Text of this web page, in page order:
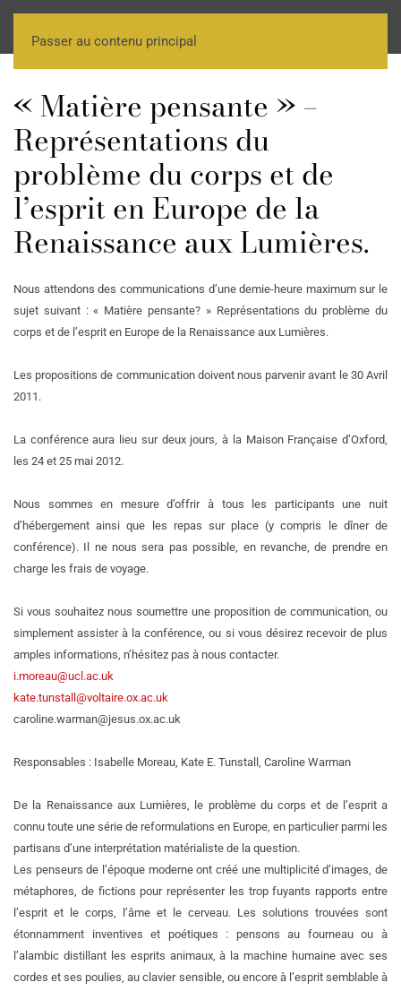
Passer au contenu principal
« Matière pensante » –
Représentations du
problème du corps et de
l’esprit en Europe de la
Renaissance aux Lumières.
Nous attendons des communications d’une demie-heure maximum sur le
sujet suivant : « Matière pensante? » Représentations du problème du
corps et de l’esprit en Europe de la Renaissance aux Lumières.
Les propositions de communication doivent nous parvenir avant le 30 Avril
2011.
La conférence aura lieu sur deux jours, à la Maison Française d’Oxford,
les 24 et 25 mai 2012.
Nous sommes en mesure d’offrir à tous les participants une nuit
d’hébergement ainsi que les repas sur place (y compris le dîner de
conférence). Il ne nous sera pas possible, en revanche, de prendre en
charge les frais de voyage.
Si vous souhaitez nous soumettre une proposition de communication, ou
simplement assister à la conférence, ou si vous désirez recevoir de plus
amples informations, n’hésitez pas à nous contacter.
i.moreau@ucl.ac.uk
kate.tunstall@voltaire.ox.ac.uk
caroline.warman@jesus.ox.ac.uk
Responsables : Isabelle Moreau, Kate E. Tunstall, Caroline Warman
De la Renaissance aux Lumières, le problème du corps et de l’esprit a
connu toute une série de reformulations en Europe, en particulier parmi les
partisans d’une interprétation matérialiste de la question.
Les penseurs de l’époque moderne ont créé une multiplicité d’images, de
métaphores, de fictions pour représenter les trop fuyants rapports entre
l’esprit et le corps, l’âme et le cerveau. Les solutions trouvées sont
étonnamment inventives et poétiques : pensons au fourneau ou à
l’alambic distillant les esprits animaux, à la machine humaine avec ses
cordes et ses poulies, au clavier sensible, ou encore à l’esprit semblable à